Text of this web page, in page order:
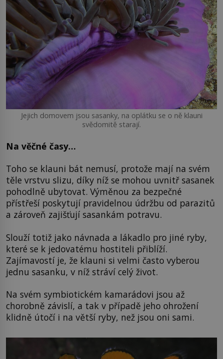
Jejich domovem jsou sasanky, na oplátku se o ně klauni
svědomitě starají.
Na věčné časy…
Toho se klauni bát nemusí, protože mají na svém
těle vrstvu slizu, díky níž se mohou uvnitř sasanek
pohodlně ubytovat. Výměnou za bezpečné
přístřeší poskytují pravidelnou údržbu od parazitů
a zároveň zajišťují sasankám potravu.
Slouží totiž jako návnada a lákadlo pro jiné ryby,
které se k jedovatému hostiteli přiblíží.
Zajímavostí je, že klauni si velmi často vyberou
jednu sasanku, v níž stráví celý život.
Na svém symbiotickém kamarádovi jsou až
chorobně závislí, a tak v případě jeho ohrožení
klidně útočí i na větší ryby, než jsou oni sami.